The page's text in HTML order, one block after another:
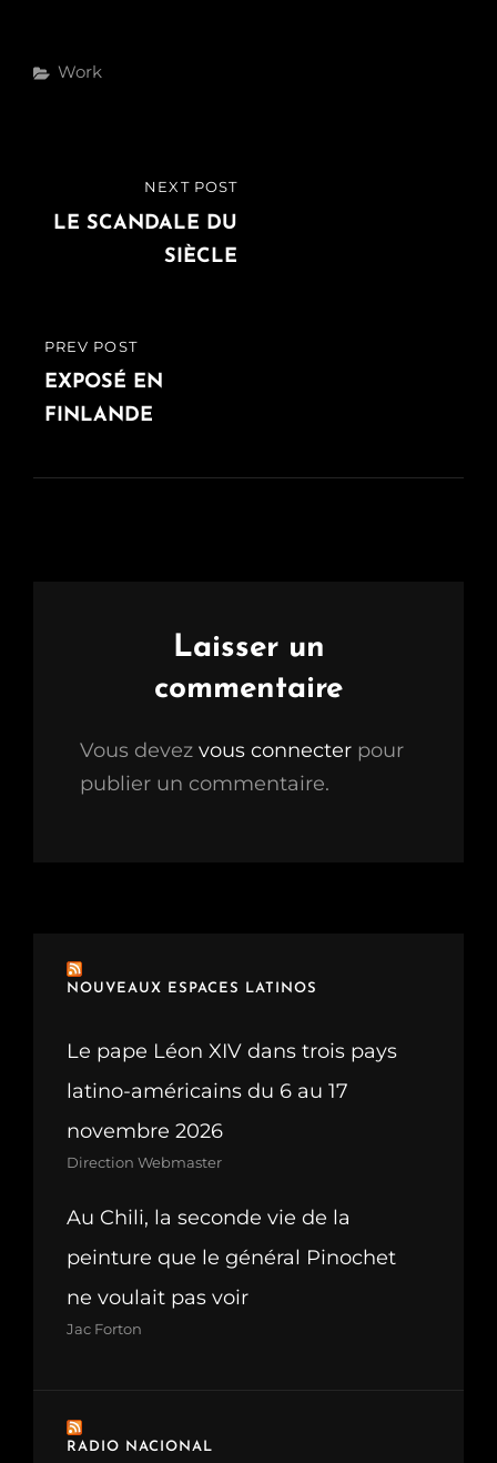
Categories
Work
Navigation
de
PREVIOUS
POST
PREV POST
EXPOSÉ EN
FINLANDE
POST
NEXT POST
LE SCANDALE DU
SIÈCLE
Laisser un
commentaire
Vous devez vous connecter pour
publier un commentaire.
NOUVEAUX ESPACES LATINOS
Le pape Léon XIV dans trois pays
latino-américains du 6 au 17
novembre 2026
Direction Webmaster
Au Chili, la seconde vie de la
peinture que le général Pinochet
ne voulait pas voir
Jac Forton
RADIO NACIONAL